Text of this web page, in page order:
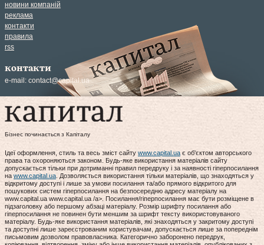
новини компаній
реклама
контакти
правила
rss
контакти
e-mail: contact@capital.ua
Бізнес починається з Капіталу
Ідеї оформлення, стиль та весь зміст сайту www.capital.ua є об'єктом авторського
права та охороняються законом. Будь-яке використання матеріалів сайту
допускається тільки при дотриманні правил передруку і за наявності гіперпосилання
на www.capital.ua . Дозволяється використання тільки матеріалів, що знаходяться у
відкритому доступі і лише за умови посилання та/або прямого відкритого для
пошукових систем гіперпосилання на безпосередню адресу матеріалу на
www.capital.ua www.capital.ua /a>. Посилання/гіперпосилання має бути розміщене в
підзаголовку або першому абзаці матеріалу. Розмір шрифту посилання або
гіперпосилання не повинен бути меншим за шрифт тексту використовуваного
матеріалу. Будь-яке використання матеріалів, які знаходяться у закритому доступі
та доступні лише зареєстрованим користувачам, допускається лише за попереднім
письмовим дозволом правовласника. Категорично заборонено передрук,